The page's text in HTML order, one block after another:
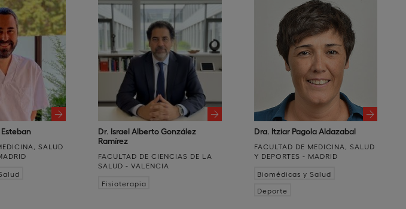
SALUD
Dr. Israel Alberto González
Ramírez
FACULTAD DE CIENCIAS DE LA
SALUD - VALENCIA
Fisioterapia
Dra. Itziar Pagola Aldazabal
FACULTAD DE MEDICINA, SALUD
Y DEPORTES - MADRID
Biomédicas y Salud
Deporte